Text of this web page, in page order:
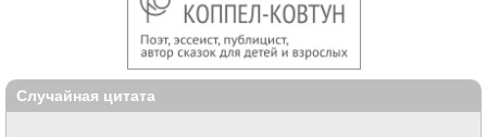
Случайная цитата